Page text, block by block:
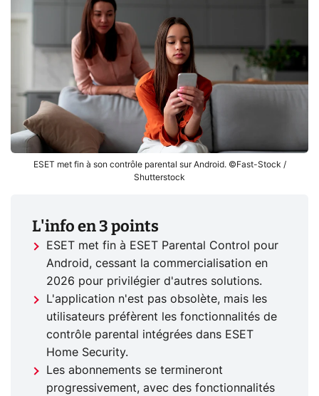
ESET met fin à son contrôle parental sur Android. ©Fast-Stock /
Shutterstock
L'info en 3 points
ESET met fin à ESET Parental Control pour
Android, cessant la commercialisation en
2026 pour privilégier d'autres solutions.
L'application n'est pas obsolète, mais les
utilisateurs préfèrent les fonctionnalités de
contrôle parental intégrées dans ESET
Home Security.
Les abonnements se termineront
progressivement, avec des fonctionnalités